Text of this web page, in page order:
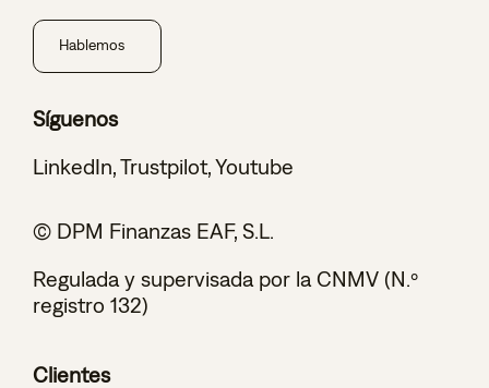
Hablemos
Síguenos
LinkedIn,Trustpilot,Youtube
© DPM Finanzas EAF, S.L.
Regulada y supervisada por la CNMV (N.º
registro 132)
Clientes